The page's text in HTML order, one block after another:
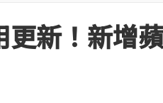
新！新增